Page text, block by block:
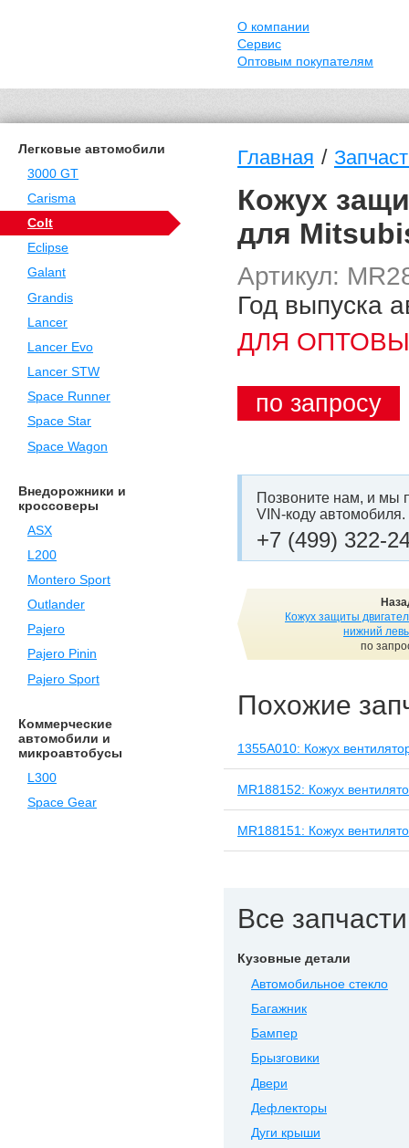
О компании
Сервис
Оптовым покупателям
Легковые автомобили
3000 GT
Carisma
Colt
Eclipse
Galant
Grandis
Lancer
Lancer Evo
Lancer STW
Space Runner
Space Star
Space Wagon
Внедорожники и
кроссоверы
ASX
L200
Montero Sport
Outlander
Pajero
Pajero Pinin
Pajero Sport
Коммерческие
автомобили и
микроавтобусы
L300
Space Gear
Главная /
Кожух
для
Артикул:
Год выпуска
ДЛЯ
по запросу
Позвоните нам, и мы
VIN-коду автомобиля.
+7 (499) 322-
Кожух защиты
нижний
по
Похожие
1355A010: Кожух
MR188152: Кожух
MR188151: Кожух
Все
Кузовные детали
Автомобильное стекло
Багажник
Бампер
Брызговики
Двери
Дефлекторы
Дуги крыши